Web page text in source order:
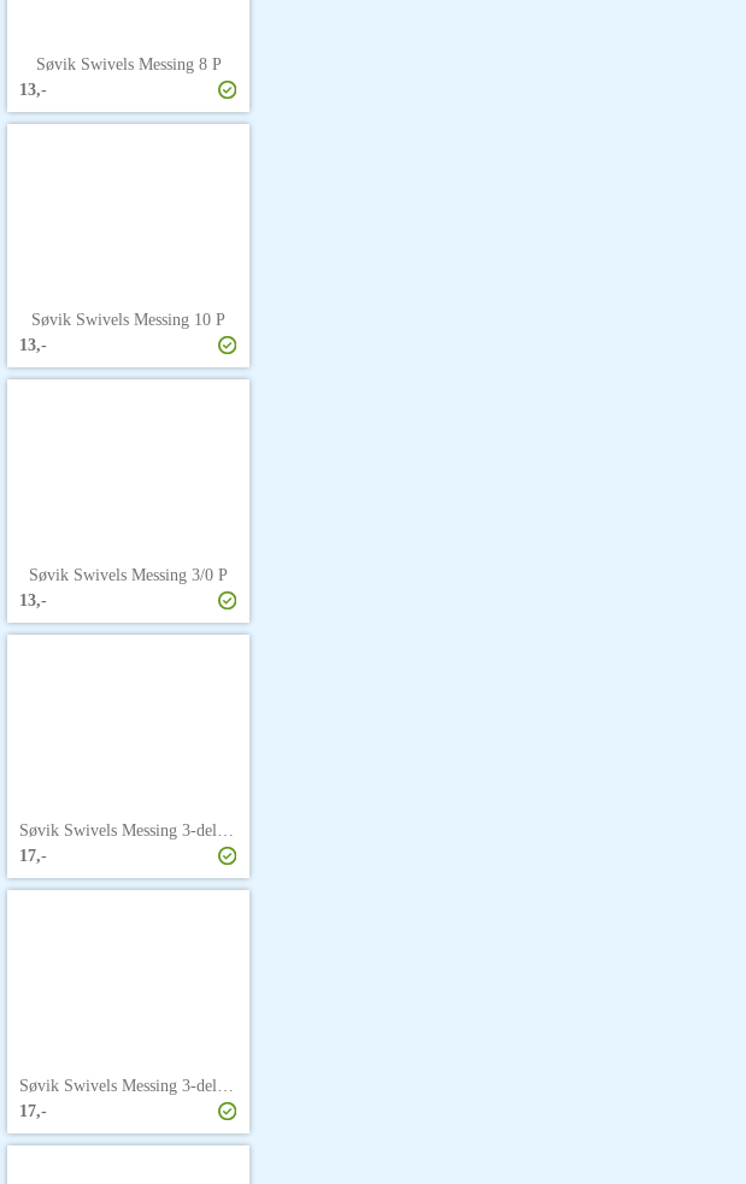
Søvik Swivels Messing 8 P
13,-
Søvik Swivels Messing 10 P
13,-
Søvik Swivels Messing 3/0 P
13,-
Søvik Swivels Messing 3-delt 4 P
17,-
Søvik Swivels Messing 3-delt 10 P
17,-